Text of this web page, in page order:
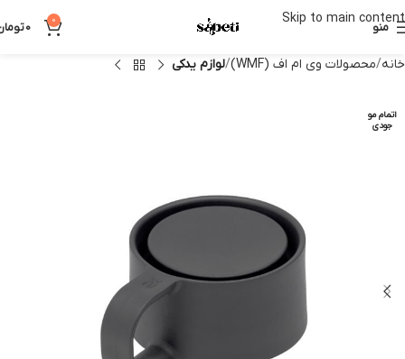
Skip to main content
منو 0
0
خانه محصولات وی ام اف (WMF) لوازم یدکی
اتمام مو
جودی